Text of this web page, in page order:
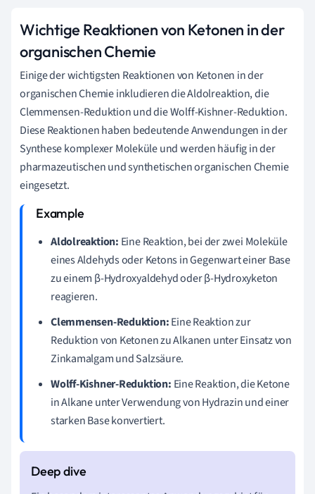
Wichtige Reaktionen von Ketonen in der
organischen Chemie
Einige der wichtigsten Reaktionen von Ketonen in der
organischen Chemie inkludieren die Aldolreaktion, die
Clemmensen-Reduktion und die Wolff-Kishner-Reduktion.
Diese Reaktionen haben bedeutende Anwendungen in der
Synthese komplexer Moleküle und werden häufig in der
pharmazeutischen und synthetischen organischen Chemie
eingesetzt.
Aldolreaktion: Eine Reaktion, bei der zwei Moleküle
eines Aldehyds oder Ketons in Gegenwart einer Base
zu einem β-Hydroxyaldehyd oder β-Hydroxyketon
reagieren.
Clemmensen-Reduktion:Eine Reaktion zur
Reduktion von Ketonen zu Alkanen unter Einsatz von
Zinkamalgam und Salzsäure.
Wolff-Kishner-Reduktion: Eine Reaktion, die Ketone
in Alkane unter Verwendung von Hydrazin und einer
starken Base konvertiert.